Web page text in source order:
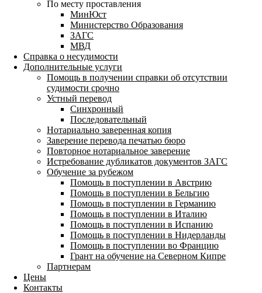
По месту проставления
МинЮст
Министерство Образования
ЗАГС
МВД
Справка о несудимости
Дополнительные услуги
Помощь в получении справки об отсутствии
судимости срочно
Устный перевод
Синхронный
Последовательный
Нотариально заверенная копия
Заверение перевода печатью бюро
Повторное нотариальное заверение
Истребование дубликатов документов ЗАГС
Обучение за рубежом
Помощь в поступлении в Австрию
Помощь в поступлении в Бельгию
Помощь в поступлении в Германию
Помощь в поступлении в Италию
Помощь в поступлении в Испанию
Помощь в поступлении в Нидерланды
Помощь в поступлении во Францию
Грант на обучение на Северном Кипре
Партнерам
Цены
Контакты